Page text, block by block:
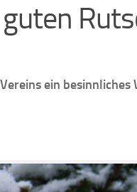
ein besinnliches